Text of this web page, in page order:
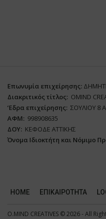
Επωνυμία επιχείρησης:
Διακριτικός τίτλος: ΟΜΙΝD
‘Eδρα επιχείρησης: ΣΟΥΛΙΟΥ 8
ΑΦΜ: 998908635
ΔΟΥ: ΚΕΦΟΔΕ ΑΤΤΙΚΗΣ
Όνομα Ιδιοκτήτη και Νόμιμο
HOME ΕΠΙΚΑΙΡΌΤΗΤΑ
O.MIND CREATIVES © 2026 - All